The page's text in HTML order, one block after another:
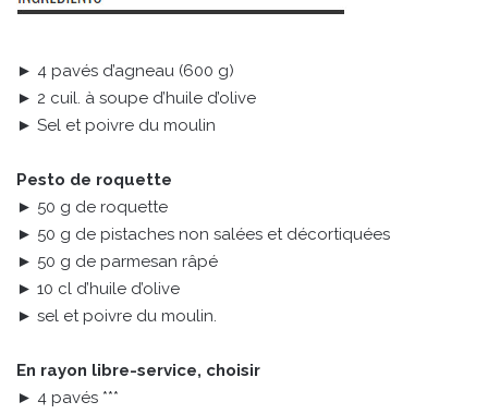
► 4 pavés d’agneau (600 g)
► 2 cuil. à soupe d’huile d’olive
► Sel et poivre du moulin
Pesto de roquette
► 50 g de roquette
► 50 g de pistaches non salées et décortiquées
► 50 g de parmesan râpé
► 10 cl d’huile d’olive
► sel et poivre du moulin.
En rayon libre-service, choisir
► 4 pavés ***